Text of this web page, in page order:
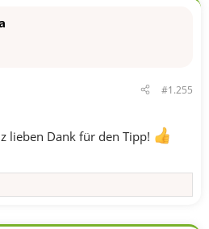
#1.255
lieben Dank für den Tipp!